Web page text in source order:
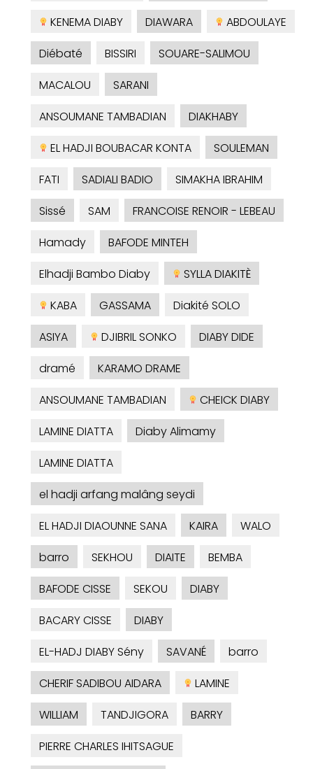
KENEMA DIABY
DIAWARA
ABDOULAYE
Diébaté
BISSIRI
SOUARE-SALIMOU
MACALOU
SARANI
ANSOUMANE TAMBADIAN
DIAKHABY
EL HADJI BOUBACAR KONTA
SOULEMAN
FATI
SADIALI BADIO
SIMAKHA IBRAHIM
Sissé
SAM
FRANCOISE RENOIR - LEBEAU
Hamady
BAFODE MINTEH
Elhadji Bambo Diaby
SYLLA DIAKITÈ
KABA
GASSAMA
Diakité SOLO
ASIYA
DJIBRIL SONKO
DIABY DIDE
dramé
KARAMO DRAME
ANSOUMANE TAMBADIAN
CHEICK DIABY
LAMINE DIATTA
Diaby Alimamy
LAMINE DIATTA
el hadji arfang malâng seydi
EL HADJI DIAOUNNE SANA
KAIRA
WALO
barro
SEKHOU DIAITE
BEMBA
BAFODE CISSE
SEKOU
DIABY
BACARY CISSE
DIABY
EL-HADJ DIABY Sény
SAVANÉ
barro
CHERIF SADIBOU AIDARA
LAMINE
WILLIAM
TANDJIGORA
BARRY
PIERRE CHARLES IHITSAGUE